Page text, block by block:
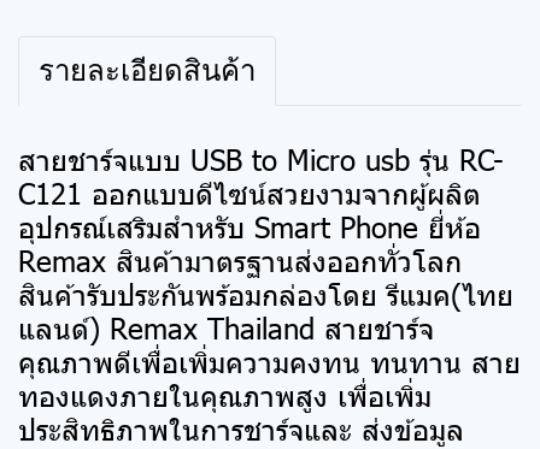
รายละเอียดสินค้า
สายชาร์จแบบ USB to Micro usb รุ่น RC-
C121 ออกแบบดีไซน์สวยงามจากผู้ผลิต
อุปกรณ์เสริมสำหรับ Smart Phone ยี่ห้อ
Remax สินค้ามาตรฐานส่งออกทั่วโลก
สินค้ารับประกันพร้อมกล่องโดย รีแมค(ไทย
แลนด์) Remax Thailand สายชาร์จ
คุณภาพดีเพื่อเพิ่มความคงทน ทนทาน สาย
ทองแดงภายในคุณภาพสูง เพื่อเพิ่ม
ประสิทธิภาพในการชาร์จและ ส่งข้อมูล